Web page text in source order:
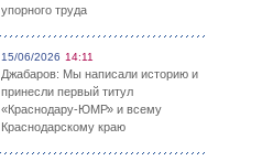
упорного труда
15/06/2026 14:11
Джабаров: Мы написали историю и
принесли первый титул
«Краснодару-ЮМР» и всему
Краснодарскому краю